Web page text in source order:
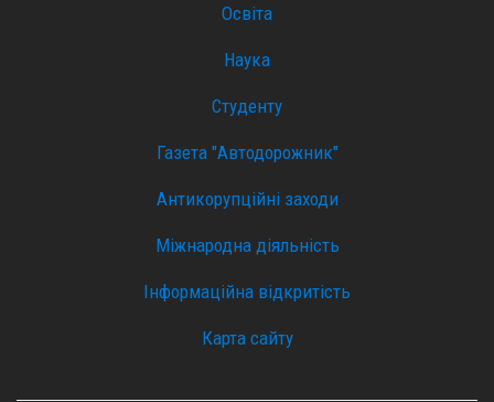
Освіта
Наука
Студенту
Газета "Автодорожник"
Антикорупційні заходи
Міжнародна діяльність
Інформаційна відкритість
Карта сайту